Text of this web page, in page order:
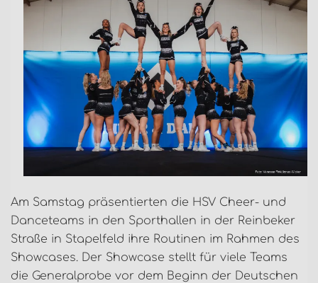
Am Samstag präsentierten die HSV Cheer- und
Danceteams in den Sporthallen in der Reinbeker
Straße in Stapelfeld ihre Routinen im Rahmen des
Showcases. Der Showcase stellt für viele Teams
die Generalprobe vor dem Beginn der Deutschen